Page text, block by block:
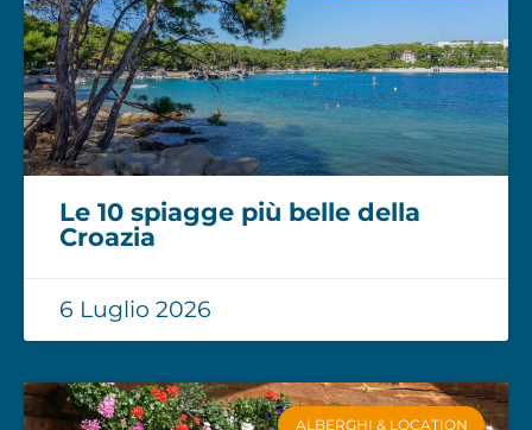
Le 10 spiagge più belle della
Croazia
6 Luglio 2026
ALBERGHI & LOCATION